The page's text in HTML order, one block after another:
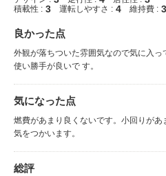
積載性 : 3 運転しやすさ : 4 維持費 : 3
良かった点
外観が落ちついた雰囲気なので気に入
使い勝手が良いで す。
気になった点
燃費があまり良くないです。小回りが
気をつかいます。
総評